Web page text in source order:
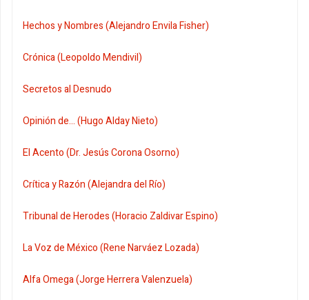
Hechos y Nombres (Alejandro Envila Fisher)
Crónica (Leopoldo Mendivil)
Secretos al Desnudo
Opinión de... (Hugo Alday Nieto)
El Acento (Dr. Jesús Corona Osorno)
Crítica y Razón (Alejandra del Río)
Tribunal de Herodes (Horacio Zaldivar Espino)
La Voz de México (Rene Narváez Lozada)
Alfa Omega (Jorge Herrera Valenzuela)